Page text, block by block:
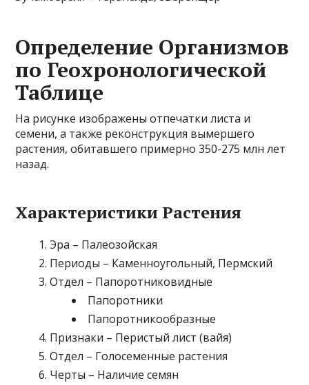
Определение Организмов
по Геохронологической
Таблице
На рисунке изображены отпечатки листа и
семени, а также реконструкция вымершего
растения, обитавшего примерно 350-275 млн лет
назад.
Характеристики Растения
Эра – Палеозойская
Периоды – Каменноугольный, Пермский
Отдел – Папоротниковидные
Папоротники
Папоротникообразные
Признаки – Перистый лист (вайя)
Отдел – Голосеменные растения
Черты – Наличие семян